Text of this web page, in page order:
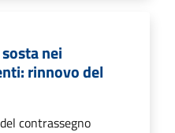
nei
rinnovo del
contrassegno